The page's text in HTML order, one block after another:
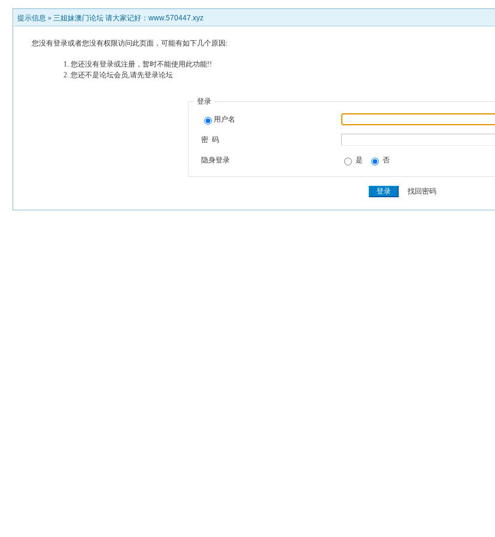
提示信息 » 三姐妹澳门论坛 请大家记好：www.570447.xyz
您没有登录或者您没有权限访问此页面，可能有如下几个原因:
您还没有登录或注册，暂时不能使用此功能!!
您还不是论坛会员,请先登录论坛
登录
用户名
密 码
隐身登录 是 否
找回密码